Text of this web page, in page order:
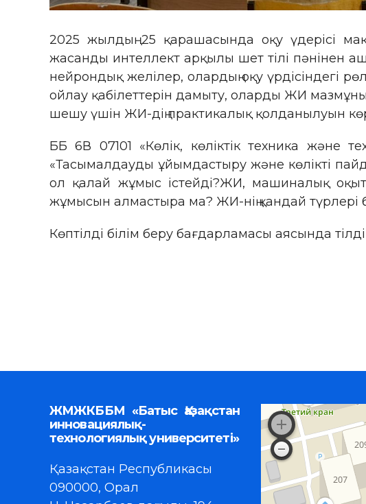
2025 жылдың 25 қарашасында оқу үдерісі
жасанды интеллект арқылы шет тілі пәнінен
нейрондық желілер, олардың оқу үрдісіндегі
ойлау қабілеттерін дамыту, оларды ЖИ
шешу үшін ЖИ-дің практикалық қолданылуын
ББ 6В 07101 «Көлік, көліктік техника және
«Тасымалдауды ұйымдастыру және көлікті
ол қалай жұмыс істейді?ЖИ, машиналық
жұмысын алмастыра ма? ЖИ-нің қандай
Көптілді білім беру бағдарламасы аясында
ЖМЖКББМ «Батыс Қазақстан
инновациялық-
технологиялық университеті»
Қазақстан Республикасы
090000, Орал